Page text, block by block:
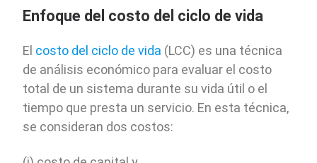
Enfoque del costo del ciclo de vida
El costo del ciclo de vida (LCC) es una técnica
de análisis económico para evaluar el costo
total de un sistema durante su vida útil o el
tiempo que presta un servicio. En esta técnica,
se consideran dos costos: